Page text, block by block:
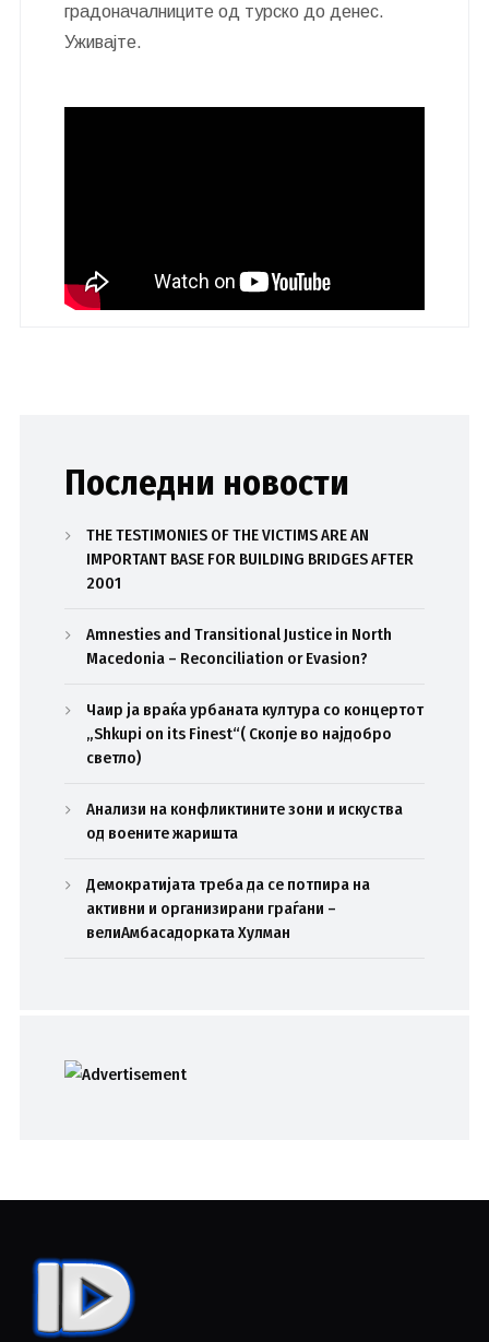
градоначалниците од турско до денес.
Уживајте.
Последни новости
THE TESTIMONIES OF THE VICTIMS ARE AN
IMPORTANT BASE FOR BUILDING BRIDGES AFTER
2001
Amnesties and Transitional Justice in North
Macedonia – Reconciliation or Evasion?
Чаир ја враќа урбаната култура со концертот
„Shkupi on its Finest“( Скопје во најдобро
светло)
Анализи на конфликтините зони и искуства
од воените жаришта
Демократијата треба да се потпира на
активни и организирани граѓани –
велиАмбасадорката Хулман